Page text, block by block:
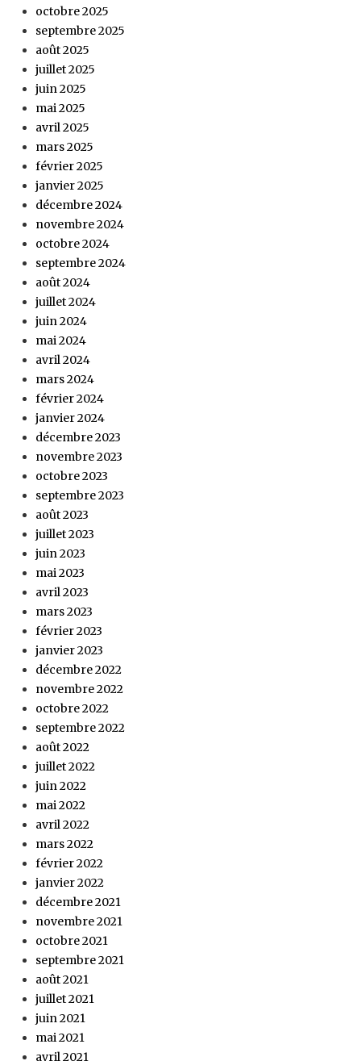
octobre 2025
septembre 2025
août 2025
juillet 2025
juin 2025
mai 2025
avril 2025
mars 2025
février 2025
janvier 2025
décembre 2024
novembre 2024
octobre 2024
septembre 2024
août 2024
juillet 2024
juin 2024
mai 2024
avril 2024
mars 2024
février 2024
janvier 2024
décembre 2023
novembre 2023
octobre 2023
septembre 2023
août 2023
juillet 2023
juin 2023
mai 2023
avril 2023
mars 2023
février 2023
janvier 2023
décembre 2022
novembre 2022
octobre 2022
septembre 2022
août 2022
juillet 2022
juin 2022
mai 2022
avril 2022
mars 2022
février 2022
janvier 2022
décembre 2021
novembre 2021
octobre 2021
septembre 2021
août 2021
juillet 2021
juin 2021
mai 2021
avril 2021